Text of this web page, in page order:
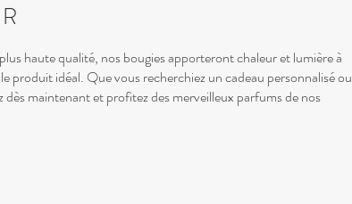
haute qualité, nos bougies apporteront chaleur et lumière à
idéal. Que vous recherchiez un cadeau personnalisé ou
maintenant et profitez des merveilleux parfums de nos